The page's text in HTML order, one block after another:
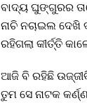
ବାଦ୍ୟ ଘୁଙ୍ଗୁରର
ନାଚି ନଚାଇଲ
ରହିଗଲା କୀର୍ତ୍ତି
ଆଜି ବି ରହିଛି
ତୁମ ସେ ନାଟକ